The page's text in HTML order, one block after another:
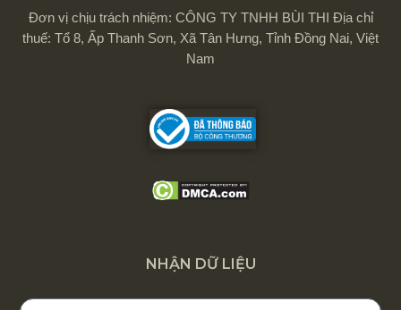
Đơn vị chịu trách nhiệm: CÔNG TY TNHH BÙI THI Địa chỉ
thuế: Tổ 8, Ấp Thanh Sơn, Xã Tân Hưng, Tỉnh Đồng Nai, Việt
Nam
NHẬN DỮ LIỆU